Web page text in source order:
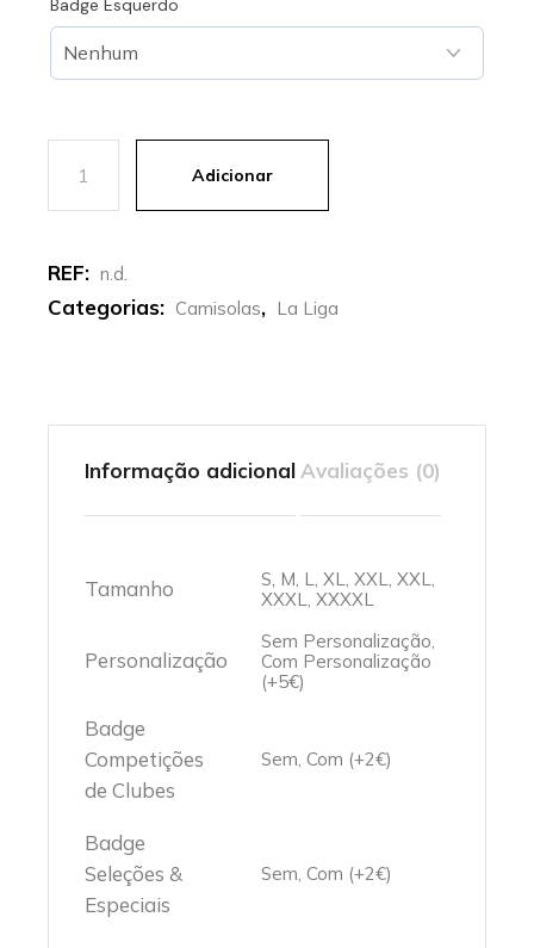
Badge Esquerdo
Quantidade de Villarreal CF | Camisola principal 25-26
Adicionar
REF: n.d.
Categorias: Camisolas, La Liga
Informação adicional Avaliações (0)
Tamanho
S, M, L, XL, XXL, XXL,
XXXL, XXXXL
Personalização
Sem Personalização,
Com Personalização
(+5€)
Badge
Competições
de Clubes
Sem, Com (+2€)
Badge
Seleções &
Especiais
Sem, Com (+2€)